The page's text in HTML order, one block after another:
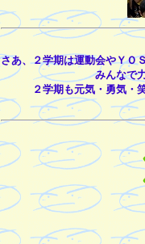
さあ、２学期は運動会やＹＯ
みんなで
２学期も元気・勇気・